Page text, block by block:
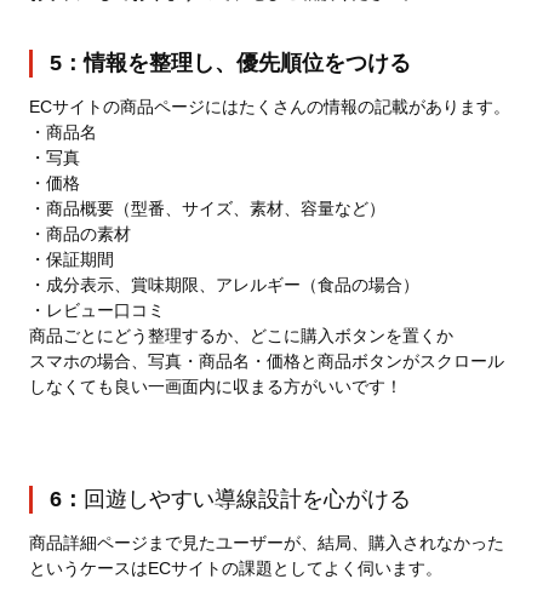
5：情報を整理し、優先順位をつける
ECサイトの商品ページにはたくさんの情報の記載があります。
・商品名
・写真
・価格
・商品概要（型番、サイズ、素材、容量など）
・商品の素材
・保証期間
・成分表示、賞味期限、アレルギー（食品の場合）
・レビュー口コミ
商品ごとにどう整理するか、どこに購入ボタンを置くか
スマホの場合、写真・商品名・価格と商品ボタンがスクロール
しなくても良い一画面内に収まる方がいいです！
6： 回遊しやすい導線設計を心がける
商品詳細ページまで見たユーザーが、結局、購入されなかった
というケースはECサイトの課題としてよく伺います。